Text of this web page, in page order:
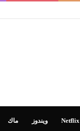
Netflix ويندوز ماك